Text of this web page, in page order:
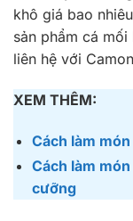
khô giá bao
sản phẩm cá
liên hệ với
XEM THÊM:
Cách làm
Cách làm
cưỡng